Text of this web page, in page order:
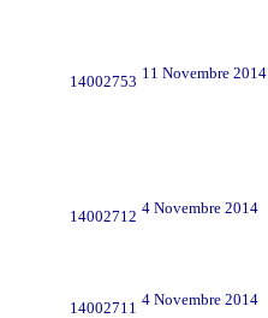
14002753 11 Novembre 2014
14002712 4 Novembre 2014
14002711 4 Novembre 2014